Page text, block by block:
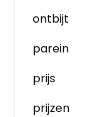
ontbijt
parein
prijs
prijzen